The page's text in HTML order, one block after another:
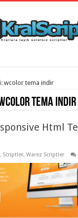
wcolor tema indir
tema indir
Html
Scriptler,Warez Scriptler